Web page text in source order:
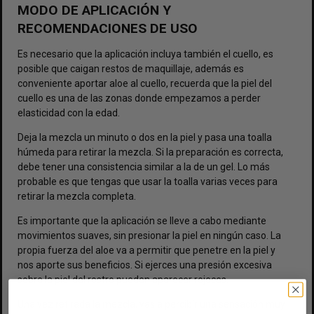
MODO DE APLICACIÓN Y
RECOMENDACIONES DE USO
Es necesario que la aplicación incluya también el cuello, es
posible que caigan restos de maquillaje, además es
conveniente aportar aloe al cuello, recuerda que la piel del
cuello es una de las zonas donde empezamos a perder
elasticidad con la edad.
Deja la mezcla un minuto o dos en la piel y pasa una toalla
húmeda para retirar la mezcla. Si la preparación es correcta,
debe tener una consistencia similar a la de un gel. Lo más
probable es que tengas que usar la toalla varias veces para
retirar la mezcla completa.
Es importante que la aplicación se lleve a cabo mediante
movimientos suaves, sin presionar la piel en ningún caso. La
propia fuerza del aloe va a permitir que penetre en la piel y
nos aporte sus beneficios. Si ejerces una presión excesiva
sobre la piel del rostro pueden aparecer rojeces.